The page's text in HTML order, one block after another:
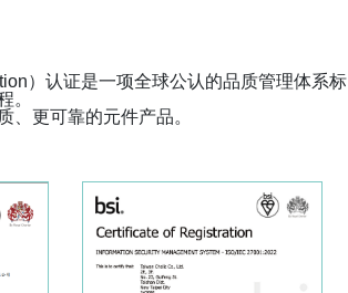
）认证是一项全球公认的品质管理体系标
。
、更可靠的元件产品。